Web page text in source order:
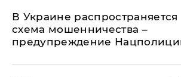
В Украине распространяется
схема мошенничества –
предупреждение